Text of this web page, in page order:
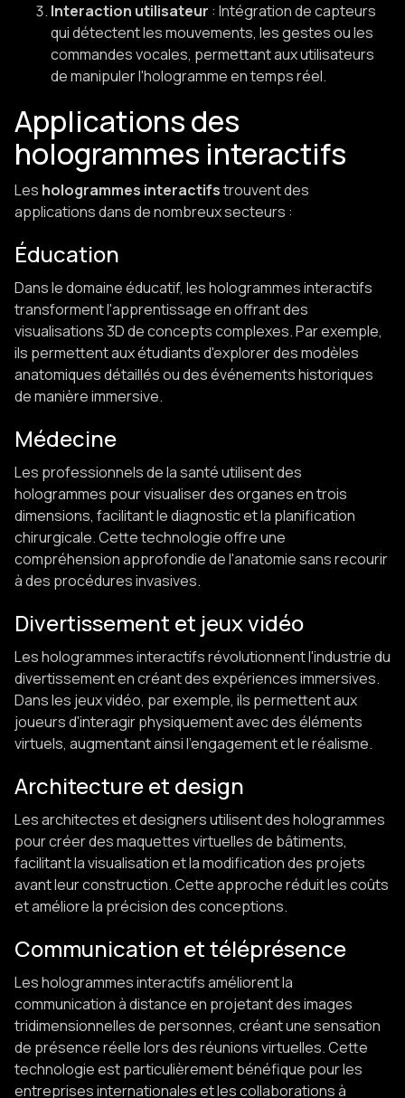
Interaction utilisateur : Intégration de capteurs
qui détectent les mouvements, les gestes ou les
commandes vocales, permettant aux utilisateurs
de manipuler l'hologramme en temps réel.
Applications des
hologrammes interactifs
Les hologrammes interactifstrouvent des
applications dans de nombreux secteurs :
Éducation
Dans le domaine éducatif, les hologrammes interactifs
transforment l'apprentissage en offrant des
visualisations 3D de concepts complexes. Par exemple,
ils permettent aux étudiants d'explorer des modèles
anatomiques détaillés ou des événements historiques
de manière immersive. ​
Médecine
Les professionnels de la santé utilisent des
hologrammes pour visualiser des organes en trois
dimensions, facilitant le diagnostic et la planification
chirurgicale. Cette technologie offre une
compréhension approfondie de l'anatomie sans recourir
à des procédures invasives. ​
Divertissement et jeux vidéo
Les hologrammes interactifs révolutionnent l'industrie du
divertissement en créant des expériences immersives.
Dans les jeux vidéo, par exemple, ils permettent aux
joueurs d'interagir physiquement avec des éléments
virtuels, augmentant ainsi l'engagement et le réalisme. ​
Architecture et design
Les architectes et designers utilisent des hologrammes
pour créer des maquettes virtuelles de bâtiments,
facilitant la visualisation et la modification des projets
avant leur construction. Cette approche réduit les coûts
et améliore la précision des conceptions.
Communication et téléprésence
Les hologrammes interactifs améliorent la
communication à distance en projetant des images
tridimensionnelles de personnes, créant une sensation
de présence réelle lors des réunions virtuelles. Cette
technologie est particulièrement bénéfique pour les
entreprises internationales et les collaborations à